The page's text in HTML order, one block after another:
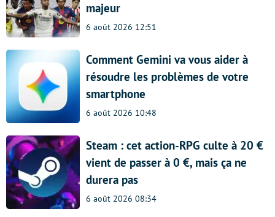
majeur
6 août 2026 12:51
Comment Gemini va vous aider à
résoudre les problèmes de votre
smartphone
6 août 2026 10:48
Steam : cet action-RPG culte à 20 €
vient de passer à 0 €, mais ça ne
durera pas
6 août 2026 08:34